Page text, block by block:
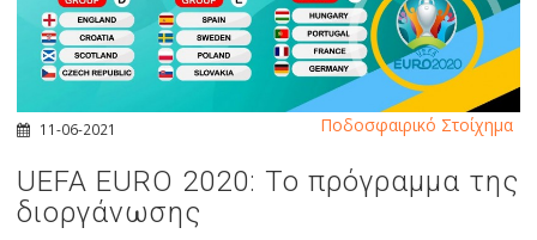
11-06-2021
UEFA EURO 2020: Το πρόγραμμα της
διοργάνωσης
Ποδοσφαιρικό Στοίχημα